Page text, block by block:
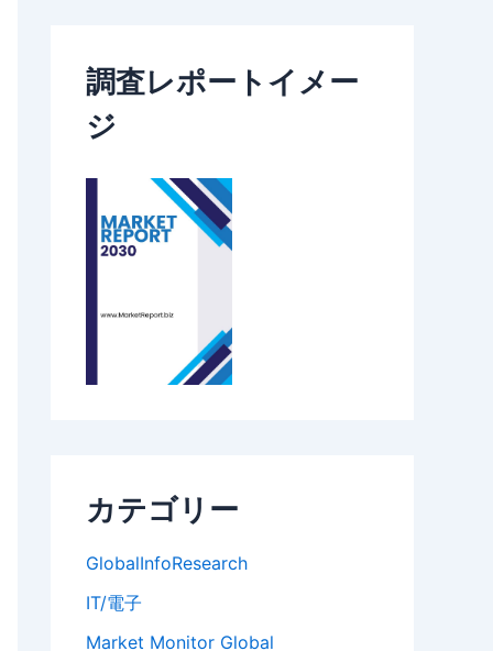
調査レポートイメー
ジ
カテゴリー
GlobalInfoResearch
IT/電子
Market Monitor Global